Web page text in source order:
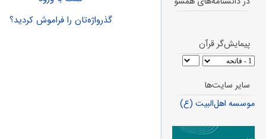
گذرواژه‌تان را فراموش کردید؟
پیمایش‌گر قرآن
سایر سایت‌ها
موسسه اهل‌البیت (ع)